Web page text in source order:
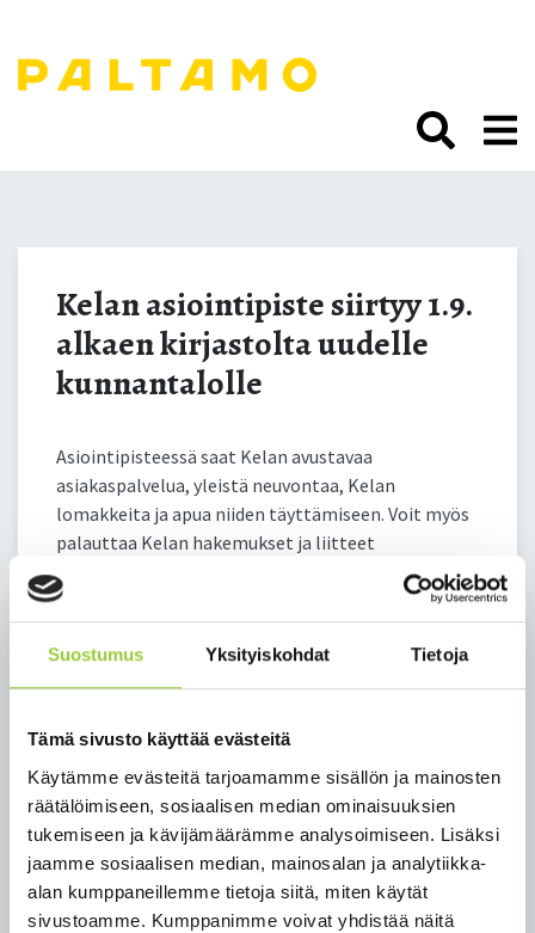
Suostumus Yksityiskohdat Tietoja
Tämä sivusto käyttää evästeitä
Käytämme evästeitä tarjoamamme sisällön ja mainosten
räätälöimiseen, sosiaalisen median ominaisuuksien
tukemiseen ja kävijämäärämme analysoimiseen. Lisäksi
jaamme sosiaalisen median, mainosalan ja analytiikka-
alan kumppaneillemme tietoja siitä, miten käytät
sivustoamme. Kumppanimme voivat yhdistää näitä
Kelan asiointipiste siirtyy
1.9. alkaen kirjastolta
uudelle kunnantalolle
Kelan asiointipiste siirtyy 1.9.
alkaen kirjastolta uudelle
kunnantalolle
Asiointipisteessä saat Kelan avustavaa
asiakaspalvelua, yleistä neuvontaa, Kelan
lomakkeita ja apua niiden täyttämiseen. Voit myös
palauttaa Kelan hakemukset ja liitteet
asiointipisteeseen. Asiointipisteessä on
asiakaspääte, joka on käytettävissä Kelan
verkkoasiointiin itsenäisesti tai opastetusti.
Tarvittaessa opastetaan varaamaan aika Kelan
puhelinpalveluun. Asiointipisteessä on
palveluasiantuntija neuvoo asiakasta kuvayhteyden
välityksellä.
Kelan asiointipiste Paltamon
kunnantalolla osoitteessa Salmelankuja 1.
avoinna maanantaisin klo 10:00 - 14:00